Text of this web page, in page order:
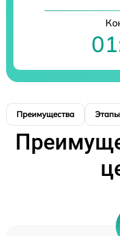
Преимущества